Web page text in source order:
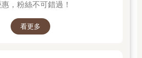
，粉絲不可錯過！
看更多